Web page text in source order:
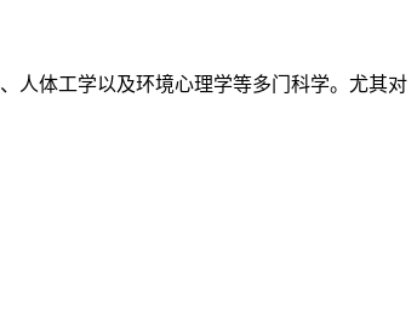
人体工学以及环境心理学等多门科学。尤其对